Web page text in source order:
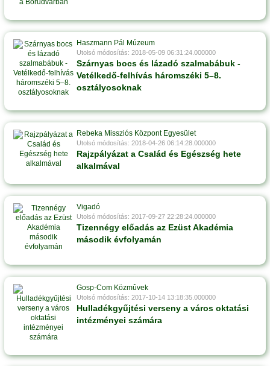
Haszmann Pál Múzeum
Utolsó módosítás: 2018-05-09 06:31:24.000000
Szárnyas bocs és lázadó szalmabábuk -
Vetélkedő-felhívás háromszéki 5–8.
osztályosoknak
Rebeka Missziós Központ Egyesület
Utolsó módosítás: 2018-04-26 06:14:28.000000
Rajzpályázat a Család és Egészség hete
alkalmával
Vigadó
Utolsó módosítás: 2017-09-27 22:28:24.000000
Tizennégy előadás az Ezüst Akadémia
második évfolyamán
Gosp-Com Közmûvek
Utolsó módosítás: 2017-10-14 13:18:35.000000
Hulladékgyűjtési verseny a város oktatási
intézményei számára